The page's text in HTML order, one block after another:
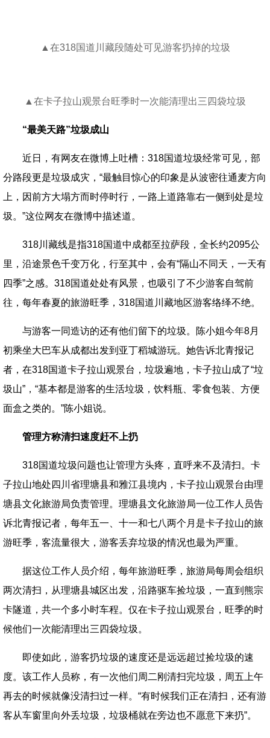
▲在318国道川藏段随处可见游客扔掉的垃圾
▲在卡子拉山观景台旺季时一次能清理出三四袋垃圾
“最美天路”垃圾成山
近日，有网友在微博上吐槽：318国道垃圾经常可见，部
分路段更是垃圾成灾，“最触目惊心的印象是从波密往通麦方向
上，因前方大塌方而时停时行，一路上道路靠右一侧到处是垃
圾。”这位网友在微博中描述道。
318川藏线是指318国道中成都至拉萨段，全长约2095公
里，沿途景色千变万化，行至其中，会有“隔山不同天，一天有
四季”之感。318国道处处有风景，也吸引了不少游客自驾前
往，每年春夏的旅游旺季，318国道川藏地区游客络绎不绝。
与游客一同造访的还有他们留下的垃圾。陈小姐今年8月
初乘坐大巴车从成都出发到亚丁稻城游玩。她告诉北青报记
者，在318国道卡子拉山观景台，垃圾遍地，卡子拉山成了“垃
圾山”，“基本都是游客的生活垃圾，饮料瓶、零食包装、方便
面盒之类的。”陈小姐说。
管理方称清扫速度赶不上扔
318国道垃圾问题也让管理方头疼，直呼来不及清扫。卡
子拉山地处四川省理塘县和雅江县境内，卡子拉山观景台由理
塘县文化旅游局负责管理。理塘县文化旅游局一位工作人员告
诉北青报记者，每年五一、十一和七八两个月是卡子拉山的旅
游旺季，客流量很大，游客丢弃垃圾的情况也最为严重。
据这位工作人员介绍，每年旅游旺季，旅游局每周会组织
两次清扫，从理塘县城区出发，沿路驱车捡垃圾，一直到熊宗
卡隧道，共一个多小时车程。仅在卡子拉山观景台，旺季的时
候他们一次能清理出三四袋垃圾。
即使如此，游客扔垃圾的速度还是远远超过捡垃圾的速
度。该工作人员称，有一次他们周二刚清扫完垃圾，周五上午
再去的时候就像没清扫过一样。“有时候我们正在清扫，还有游
客从车窗里向外丢垃圾，垃圾桶就在旁边也不愿意下来扔”。